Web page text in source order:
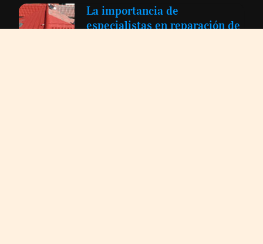
La importancia de
especialistas en reparación de